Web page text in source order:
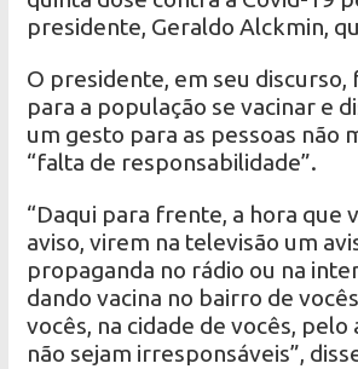
presidente, Geraldo Alckmin,
O presidente, em seu discurso,
para a população se vacinar e
um gesto para as pessoas não
“falta de responsabilidade”.
“Daqui para frente, a hora que
aviso, virem na televisão um
propaganda no rádio ou na
dando vacina no bairro de
vocês, na cidade de vocês, pelo
não sejam irresponsáveis”,